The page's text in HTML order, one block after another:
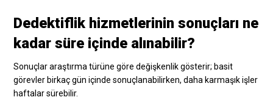
Dedektiflik hizmetlerinin sonuçları ne
kadar süre içinde alınabilir?
Sonuçlar araştırma türüne göre değişkenlik gösterir; basit
görevler birkaç gün içinde sonuçlanabilirken, daha karmaşık işler
haftalar sürebilir.